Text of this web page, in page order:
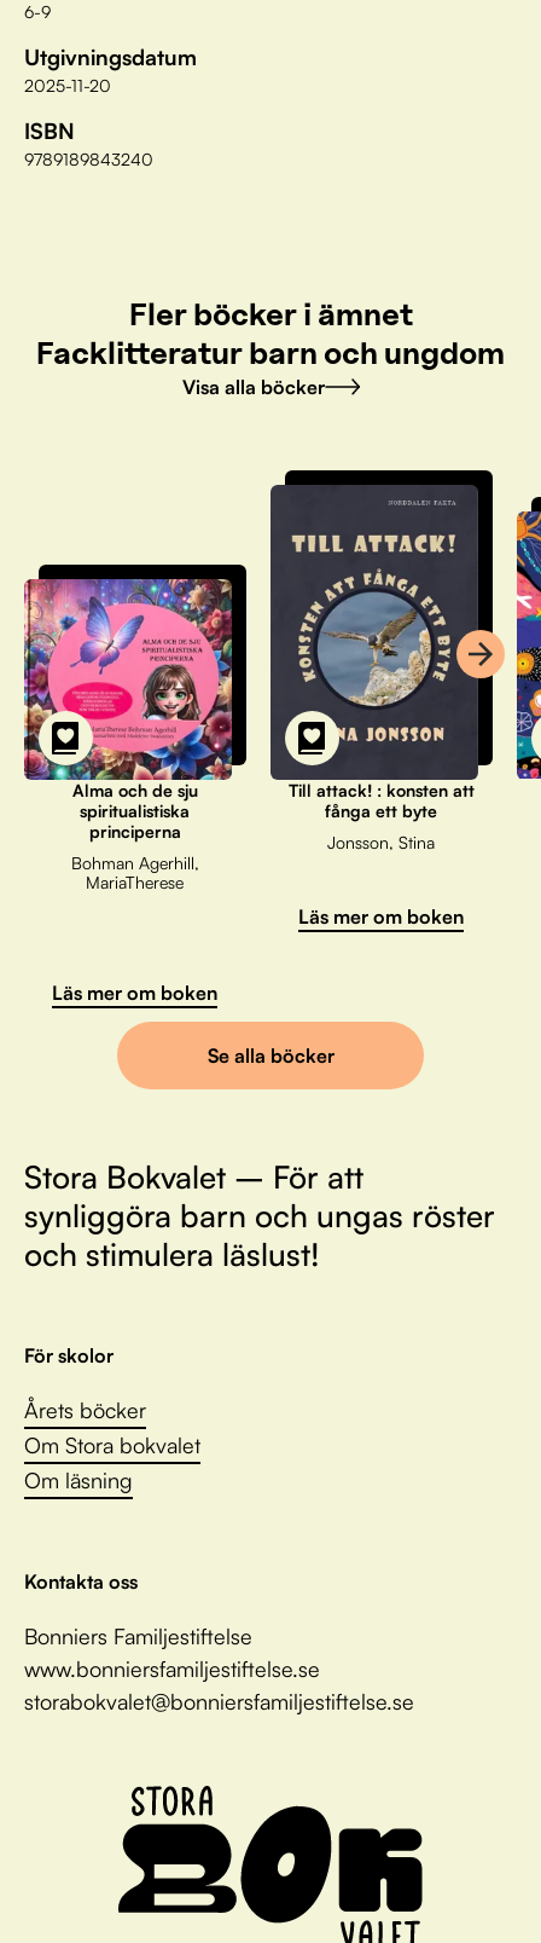
6-9
Utgivningsdatum
2025-11-20
ISBN
9789189843240
Fler böcker i ämnet
Facklitteratur barn och ungdom
Visa alla böcker
Alma och de sju
spiritualistiska
principerna
Bohman Agerhill,
MariaTherese
Läs mer om boken
Till attack! : konsten att
fånga ett byte
Jonsson, Stina
Läs mer om boken
Se alla böcker
Stora Bokvalet – För att
synliggöra barn och ungas röster
och stimulera läslust!
För skolor
Årets böcker
Om Stora bokvalet
Om läsning
Kontakta oss
Bonniers Familjestiftelse
www.bonniersfamiljestiftelse.se
storabokvalet@bonniersfamiljestiftelse.se